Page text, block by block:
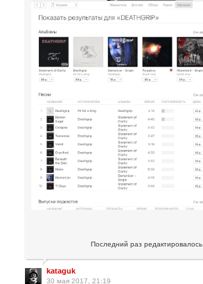
Последний раз редактировалось
kataguk
30 мая 2017, 21:19